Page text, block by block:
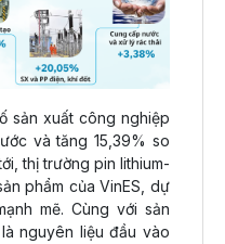
sản xuất công nghiệp
và tăng 15,39% so
thị trường pin lithium-
phẩm của VinES, dự
mẽ. Cùng với sản
nguyên liệu đầu vào